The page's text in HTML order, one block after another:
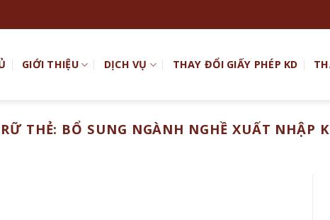
GIỚI THIỆU DỊCH VỤ THAY ĐỔI GIẤY PHÉP KD
THẺ: BỔ SUNG NGÀNH NGHỀ XUẤT NHẬP